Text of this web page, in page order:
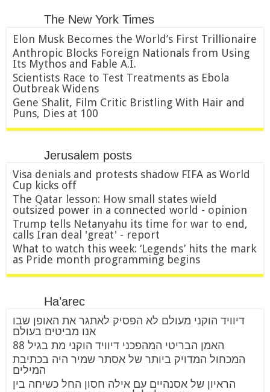
The New York Times
Elon Musk Becomes the World’s First Trillionaire
Anthropic Blocks Foreign Nationals from Using
Its Mythos and Fable A.I.
Scientists Race to Test Treatments as Ebola
Outbreak Widens
Gene Shalit, Film Critic Bristling With Hair and
Puns, Dies at 100
Jerusalem posts
Visa denials and protests shadow FIFA as World
Cup kicks off
The Qatar lesson: How small states wield
outsized power in a connected world - opinion
Trump tells Netanyahu its time for war to end,
calls Iran deal 'great' - report
What to watch this week: ‘Legends’ hits the mark
as Pride month programming begins
Ha’arec
דיוויד הוקני מעולם לא הפסיק לאתגר את האופן שבו
אנו מביטים בעולם
האמן הבריטי המהפכני דיוויד הוקני מת בגיל 88
המכחול המדויק ביותר של אסתר שמיר היה בכתיבת
המילים
הראיון של אסנהיים עם אילה חסון החל כשיחה בין